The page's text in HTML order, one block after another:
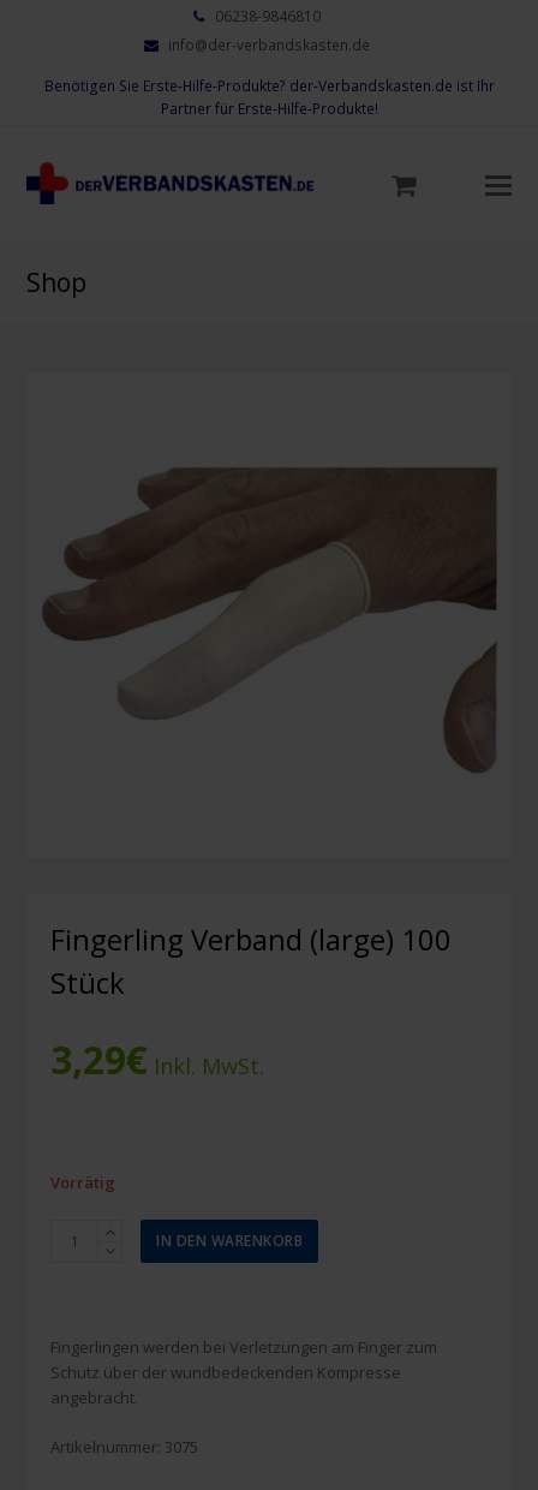
06238-9846810
info@der-verbandskasten.de
Benötigen Sie Erste-Hilfe-Produkte? der-Verbandskasten.de ist Ihr
Partner für Erste-Hilfe-Produkte!
Shop
Fingerling Verband (large) 100
Stück
3,29€ Inkl. MwSt.
Vorrätig
Fingerling
Verband
Menge
IN DEN WARENKORB
Fingerlingen werden bei Verletzungen am Finger zum
Schutz über der wundbedeckenden Kompresse
angebracht.
Artikelnummer: 3075